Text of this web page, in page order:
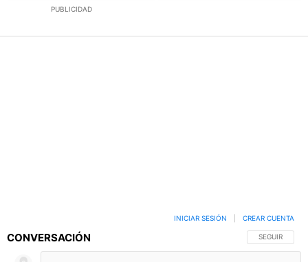
PUBLICIDAD
CONVERSACIÓN SIGA ESTA
SEGUIR
INICIAR SESIÓN CREAR CUENTA